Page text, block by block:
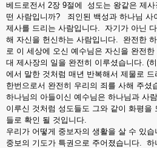
베드로전서 2장 9절에 성도는 왕같은 제
떤 사람입니까? 죄인된 백성과 하나님 사
제사를 드리는 사람입니다. 자기가 아닌
해 자신을 헌신하는 사람입니다. 완전한
로 이 세상에 오신 예수님은 자신을 완전
대 제사장의 일을 완전히 이루셨습니다. (
에서 말한 것처럼 매년 반복해서 제물로
한번으로서 완전히 우리의 죄를 사해 주셨
하나님의 아들이신 예수님은 하나님과 사
이루신 것처럼 성도들도 그와 같이 화평을
들로 확인 될 것입니다.
우리가 어떻게 중보자의 생활을 살 수 있
중보의 기도가 특권으로 주어졌습니다.